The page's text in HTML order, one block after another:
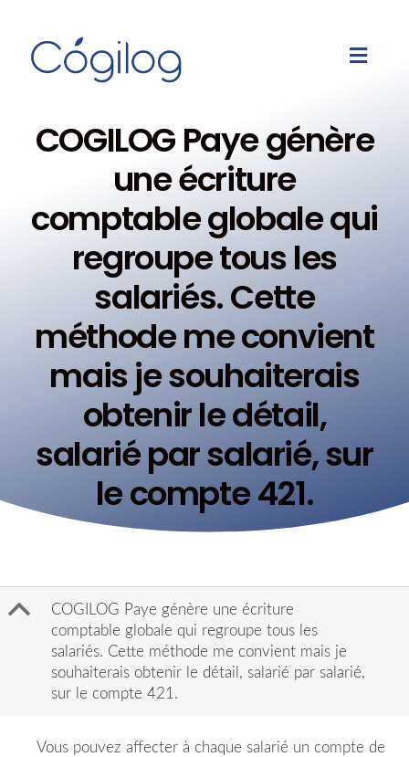
COGILOG Paye génère
une écriture
comptable globale qui
regroupe tous les
salariés. Cette
méthode me convient
mais je souhaiterais
obtenir le détail,
salarié par salarié, sur
le compte 421.
B
COGILOG Paye génère une écriture
comptable globale qui regroupe tous les
salariés. Cette méthode me convient mais je
souhaiterais obtenir le détail, salarié par salarié,
sur le compte 421.
Vous pouvez affecter à chaque salarié un compte de